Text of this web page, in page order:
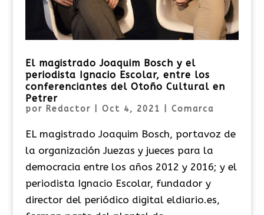
El magistrado Joaquim Bosch y el
periodista Ignacio Escolar, entre los
conferenciantes del Otoño Cultural en
Petrer
por Redactor Oct 4, 2021 Comarca
EL magistrado Joaquim Bosch, portavoz de
la organización Juezas y jueces para la
democracia entre los años 2012 y 2016; y el
periodista Ignacio Escolar, fundador y
director del periódico digital eldiario.es,